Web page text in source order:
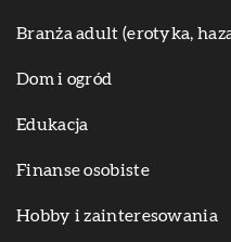
Branża adult (erotyka,
Dom i ogród
Edukacja
Finanse osobiste
Hobby i zainteresowania